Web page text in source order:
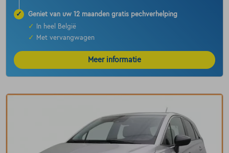
✓
Geniet van uw 12 maanden gratis pechverhelping
✓
In heel België
✓
Met vervangwagen
Meer informatie